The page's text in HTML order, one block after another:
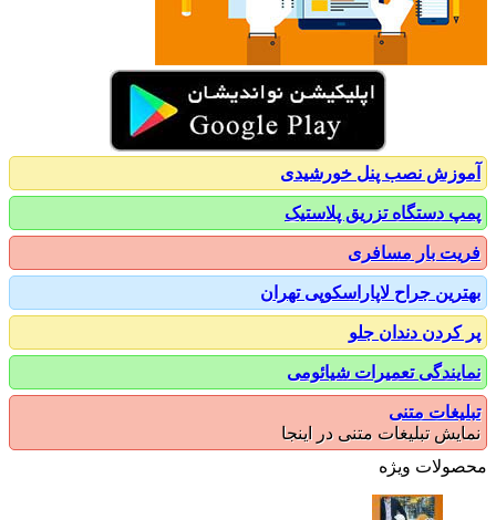
نصب پنل خورشیدی
دستگاه تزریق پلاستیک
بار مسافری
جراح لاپاراسکوپی تهران
دندان جلو
تعمیرات شیائومی
متنی
تبلیغات متنی در اینجا
ویژه